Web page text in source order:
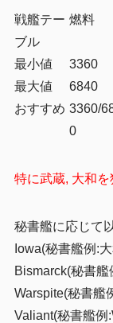
戦艦テー
ブル
燃料
最小値 3360
最大値
6840
おすすめ 3360/
0
特に武蔵, 大和
秘書艦に応じて
Iowa(秘書艦例:
Bismarck(秘書艦
Warspite(秘書艦
Valiant(秘書艦例